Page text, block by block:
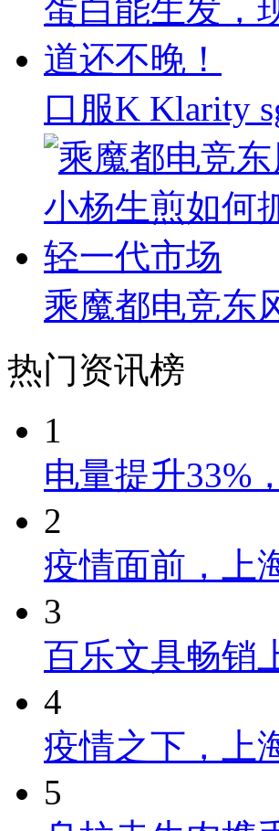
口服K Klarity
乘魔都电竞东
热门资讯榜
1
电量提升33%
2
疫情面前，上
3
百乐文具畅销
4
疫情之下，上
5